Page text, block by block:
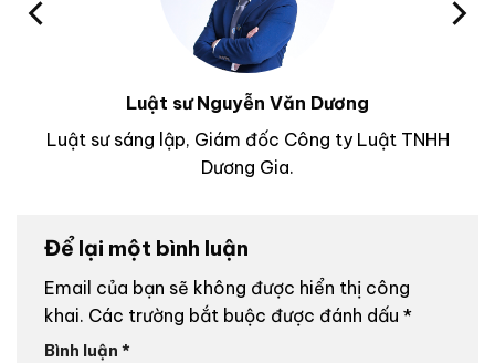
Luật sư Nguyễn Văn Dương
Luật sư sáng lập, Giám đốc Công ty Luật TNHH
Dương Gia.
Để lại một bình luận
Email của bạn sẽ không được hiển thị công
khai. Các trường bắt buộc được đánh dấu *
Bình luận *